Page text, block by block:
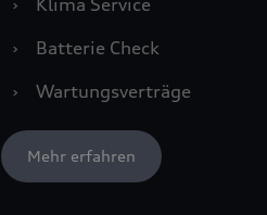
›
Klima Service
›
Batterie Check
›
Wartungsverträge
Mehr erfahren